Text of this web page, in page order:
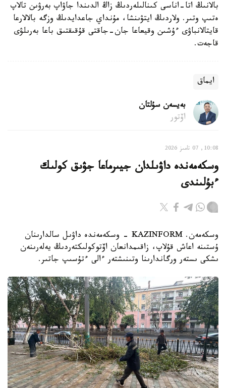
بالانىڭ اتا-اناسى كىنالىلەردىڭ زاڭ الدىندا جاۋاپ بەرۋىن تالاپ
ەتىپ وتىر. ولاردىڭ ايتۋىنشا، مۇنداي جاعدايدىڭ وزگە بالالارعا
قايتالانباۋى ءۇشىن وقيعاعا جان-جاقتى قۇقىقتىق باعا بەرىلۋى
قاجەت.
ايماق
بەيسەن سۇلتان
اۆتور
10:08, 07 تامىز 2026
وسكەمەندە داۋىلدان جيىرماعا جۋىق كولىك
ءبۇلىندى
وسكەمەن. KAZINFORM - وسكەمەندە داۋىل سالدارىنان
ۇستىنە اعاش قۇلاپ، زاقىمدانعان اۆتوكولىكتەردىڭ يەلەرىنەن
ىشكى ىستەر ورگاندارىنا وتىنىشتەر ءالى ءتۇسىپ جاتىر.